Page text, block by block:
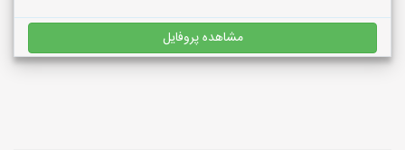
مشاهده پروفایل